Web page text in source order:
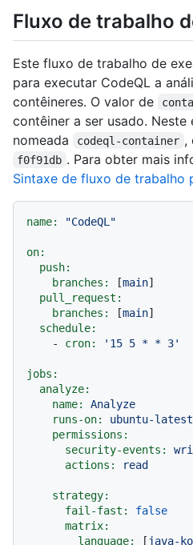
Fluxo de trabalho
Este fluxo de trabalho de
para executar CodeQL a
contêineres. O valor de
contêiner a ser usado. Neste
nomeada
codeql-container ,
f0f91db . Para obter mais
Sintaxe de fluxo de trabalho
name: "CodeQL"
on:
push:
branches:
[main]
pull_request:
branches:
[main]
schedule:
-
cron: '15 5 * * 3'
jobs:
analyze:
name:
Analyze
runs-on:
ubuntu-latest
permissions:
security-events:
actions:
read
strategy:
fail-fast:
false
matrix:
language:
[ java-